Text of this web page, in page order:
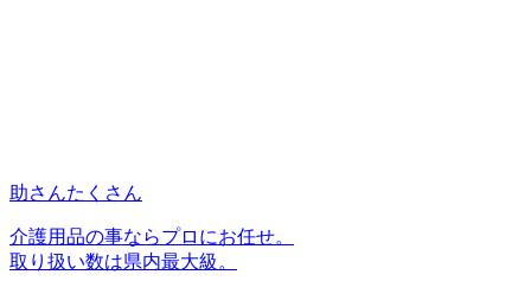
助さんたくさん
介護用品の事ならプロにお任せ。
取り扱い数は県内最大級。